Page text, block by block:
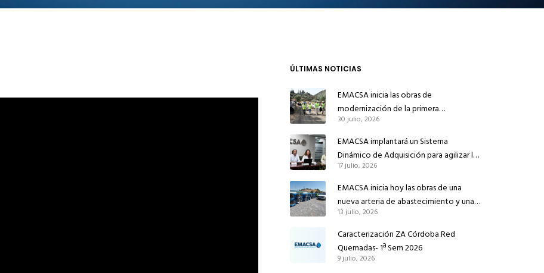
ÚLTIMAS NOTICIAS
EMACSA inicia las obras de
modernización de la primera
conducción de abastecimiento para
reforzar el suministro de agua de
Córdoba
30 julio, 2026
EMACSA implantará un Sistema
Dinámico de Adquisición para agilizar la
contratación de obras en sus redes e
instalaciones
17 julio, 2026
EMACSA inicia hoy las obras de una
nueva arteria de abastecimiento y una
red de agua no potable en Ingeniero
Ruiz de Azúa
13 julio, 2026
Caracterización ZA Córdoba Red
Quemadas- 1ª Sem 2026
9 julio, 2026